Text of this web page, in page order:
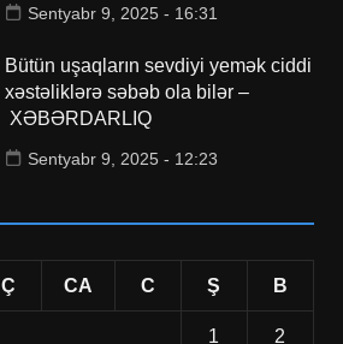
Sentyabr 9, 2025 - 16:31
Bütün uşaqların sevdiyi yemək ciddi
xəstəliklərə səbəb ola bilər –
XƏBƏRDARLIQ
Sentyabr 9, 2025 - 12:23
Ç CA C Ş B
1 2